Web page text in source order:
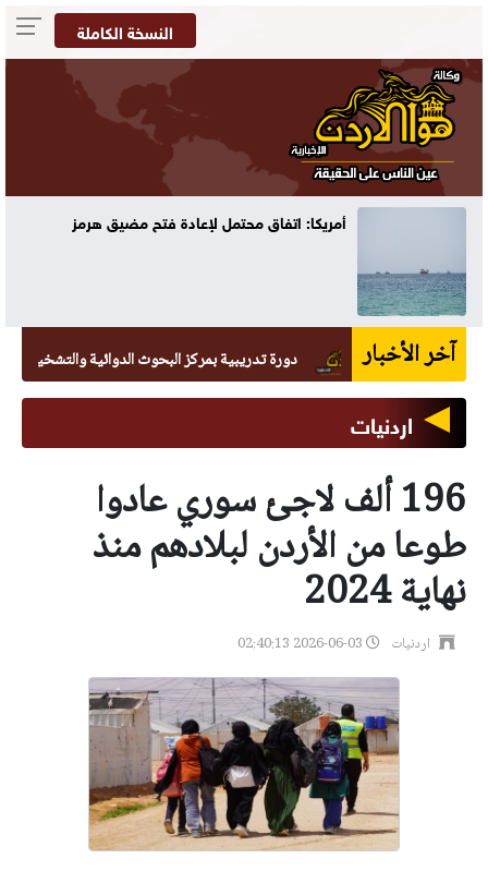
النسخة الكاملة
أمريكا: اتفاق محتمل لإعادة فتح مضيق هرمز
آخر الأخبار دورة تدريبية بمركز البحوث الدوائية والتشخيصية في
اردنيات
196 ألف لاجئ سوري عادوا
طوعا من الأردن لبلادهم منذ
نهاية 2024
اردنيات